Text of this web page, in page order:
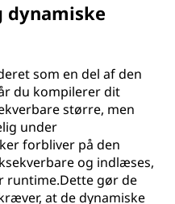
dynamiske
som en del af den
du kompilerer dit
større, men
under
forbliver på den
og indlæses,
runtime.Dette gør de
at de dynamiske